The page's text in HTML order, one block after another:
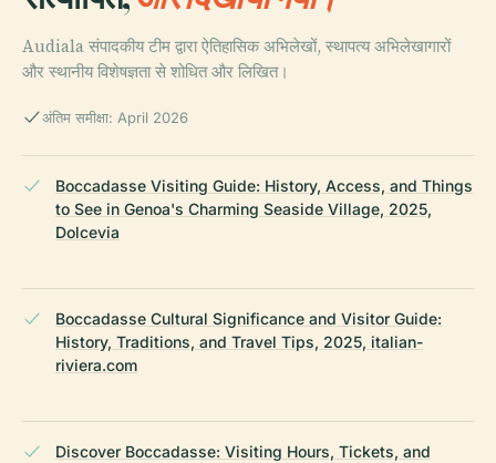
Audiala संपादकीय टीम द्वारा ऐतिहासिक अभिलेखों, स्थापत्य अभिलेखागारों
और स्थानीय विशेषज्ञता से शोधित और लिखित।
अंतिम समीक्षा: April 2026
Boccadasse Visiting Guide: History, Access, and Things
to See in Genoa's Charming Seaside Village, 2025,
Dolcevia
Boccadasse Cultural Significance and Visitor Guide:
History, Traditions, and Travel Tips, 2025, italian-
riviera.com
Discover Boccadasse: Visiting Hours, Tickets, and